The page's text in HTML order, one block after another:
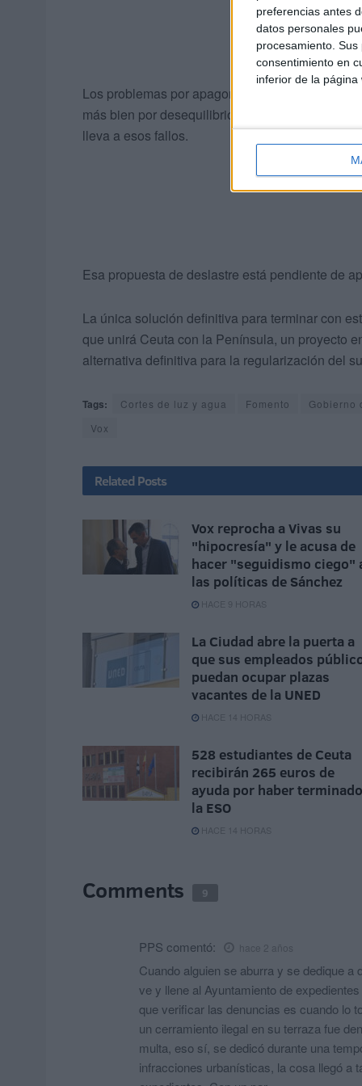
preferencias antes
datos personales
procesamiento.
consentimiento en
inferior de la página
Los problemas por apagones, sí que han
más bien por desequilibrios en esa fase de
lleva a esos fallos.
Esa propuesta de deslastre está pendiente de
La única solución definitiva para terminar con
que unirá Ceuta con la Península, un proyecto
alternativa definitiva para la regularización del
Tags: Cortes de luz y agua Fomento Gobierno
Vox
Related Posts
Vox reprocha a Vivas su
"hipocresía" y le acusa de
hacer "seguidismo ciego"
las políticas de Sánchez
HACE 9 HORAS
La Ciudad abre la puerta a
que sus empleados
puedan ocupar plazas
vacantes de la UNED
HACE 14 HORAS
528 estudiantes de Ceuta
recibirán 265 euros de
ayuda por haber terminado
la ESO
HACE 14 HORAS
Comments 9
PPS comentó: hace 2 años
Cuando alguien se aburra y se dedique
ve y llene al Ayuntamiento de
que verificar las denuncias es cuando lo
un cerramiento ilegal en su terraza fue
multa, eso sí, se dedicó durante una
infracciones urbanísticas, la cosa llegó a